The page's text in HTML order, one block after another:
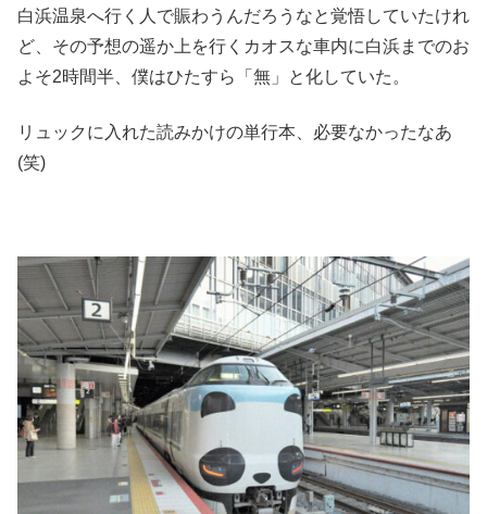
白浜温泉へ行く人で賑わうんだろうなと覚悟していたけれ
ど、その予想の遥か上を行くカオスな車内に白浜までのお
よそ2時間半、僕はひたすら「無」と化していた。
リュックに入れた読みかけの単行本、必要なかったなあ
(笑)